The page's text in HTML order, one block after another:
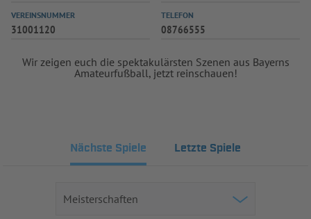
VEREINSNUMMER
31001120
TELEFON
08766555
Wir zeigen euch die spektakulärsten Szenen aus Bayerns
Amateurfußball, jetzt reinschauen!
Nächste Spiele Letzte Spiele